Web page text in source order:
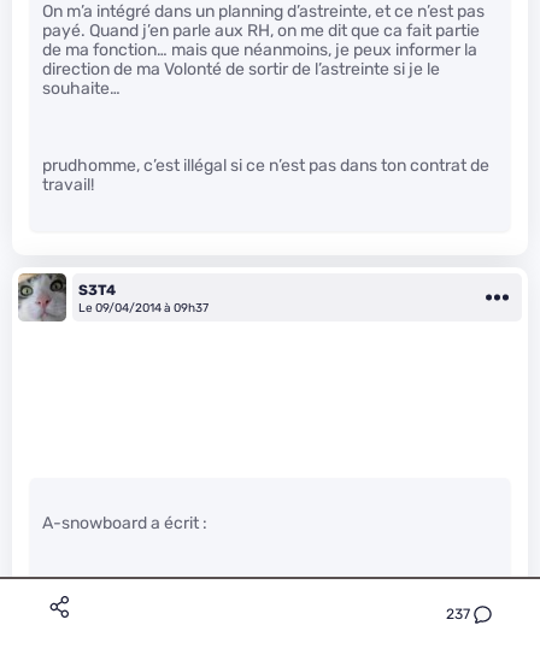
237
On m’a intégré dans un planning d’astreinte, et ce n’est pas
payé. Quand j’en parle aux RH, on me dit que ca fait partie
de ma fonction… mais que néanmoins, je peux informer la
direction de ma Volonté de sortir de l’astreinte si je le
souhaite…
prudhomme, c’est illégal si ce n’est pas dans ton contrat de
travail!
S3T4
Le 09/04/2014 à 09h37
A-snowboard a écrit :
Hum…